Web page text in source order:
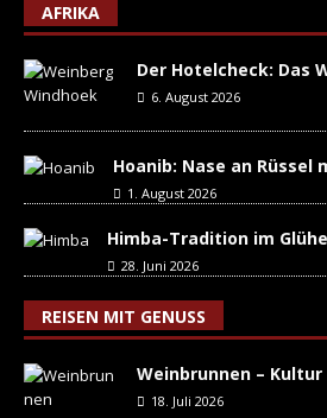
AFRIKA
Der Hotelcheck: Das
6. August 2026
Hoanib: Nase an Rüssel
1. August 2026
Himba-Tradition im
28. Juni 2026
REISEN MIT GENUSS
Weinbrunnen –
18. Juli 2026